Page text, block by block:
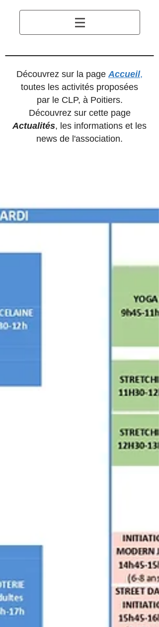
Découvrez sur la pageAccueil,
toutes les activités proposées
par le CLP, à Poitiers.
Découvrez sur cette page
Actualités, les informations et les
news de l'association.